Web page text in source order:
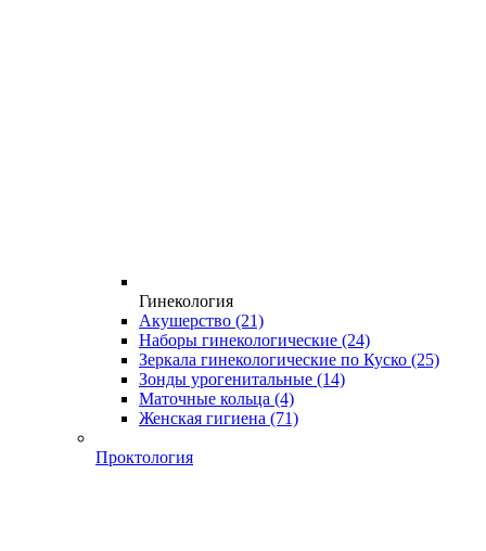
Гинекология
Акушерство (21)
Наборы гинекологические (24)
Зеркала гинекологические по Куско (25)
Зонды урогенитальные (14)
Маточные кольца (4)
Женская гигиена (71)
Проктология